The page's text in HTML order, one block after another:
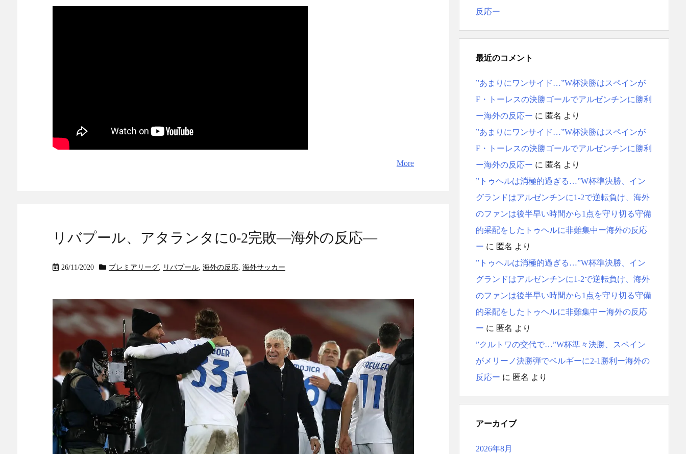
【日本代表】ボーフム浅野が日本に重要な勝利をもたらす！ドイツ紙
More
リバプール、アタランタに0-2完敗―海外の反応―
26/11/2020 プレミアリーグ リバプール 海外の反応 海外サッカー
反応ー
最近のコメント
”あまりにワンサイド…”W杯決勝はスペインが
F・トーレスの決勝ゴールでアルゼンチンに勝利
ー海外の反応ー に 匿名 より
”あまりにワンサイド…”W杯決勝はスペインが
F・トーレスの決勝ゴールでアルゼンチンに勝利
ー海外の反応ー に 匿名 より
”トゥヘルは消極的過ぎる…”W杯準決勝、イン
グランドはアルゼンチンに1-2で逆転負け、海外
のファンは後半早い時間から1点を守り切る守備
的采配をしたトゥヘルに非難集中ー海外の反応
ー に 匿名 より
”トゥヘルは消極的過ぎる…”W杯準決勝、イン
グランドはアルゼンチンに1-2で逆転負け、海外
のファンは後半早い時間から1点を守り切る守備
的采配をしたトゥヘルに非難集中ー海外の反応
ー に 匿名 より
”クルトワの交代で…”W杯準々決勝、スペイン
がメリーノ決勝弾でベルギーに2-1勝利ー海外の
反応ー に 匿名 より
アーカイブ
2026年8月